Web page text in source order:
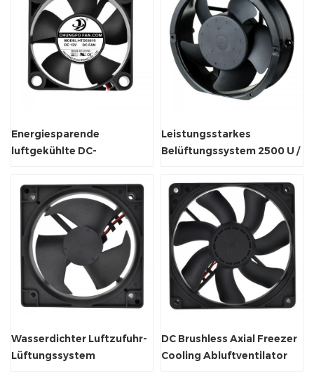
Energiesparende
luftgekühlte DC-
Leistungsstarkes
Belüftungssystem 2500 U /
Wasserdichter Luftzufuhr-
Lüftungssystem
DC Brushless Axial Freezer
Cooling Abluftventilator